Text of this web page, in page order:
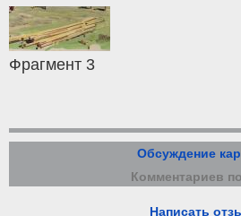
Фрагмент 3
Обсуждение
Комментариев
Написать